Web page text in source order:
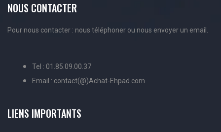
NOUS CONTACTER
Pour nous contacter : nous téléphoner ou nous envoyer un email.
Tel : 01.85.09.00.37
Email : contact(@)Achat-Ehpad.com
LIENS IMPORTANTS